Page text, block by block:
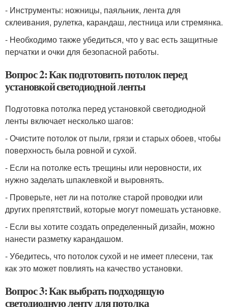
- Инструменты: ножницы, паяльник, лента для
склеивания, рулетка, карандаш, лестница или стремянка.
- Необходимо также убедиться, что у вас есть защитные
перчатки и очки для безопасной работы.
Вопрос 2: Как подготовить потолок перед
установкой светодиодной ленты
Подготовка потолка перед установкой светодиодной
ленты включает несколько шагов:
- Очистите потолок от пыли, грязи и старых обоев, чтобы
поверхность была ровной и сухой.
- Если на потолке есть трещины или неровности, их
нужно заделать шпаклевкой и выровнять.
- Проверьте, нет ли на потолке старой проводки или
других препятствий, которые могут помешать установке.
- Если вы хотите создать определенный дизайн, можно
нанести разметку карандашом.
- Убедитесь, что потолок сухой и не имеет плесени, так
как это может повлиять на качество установки.
Вопрос 3: Как выбрать подходящую
светодиодную ленту для потолка